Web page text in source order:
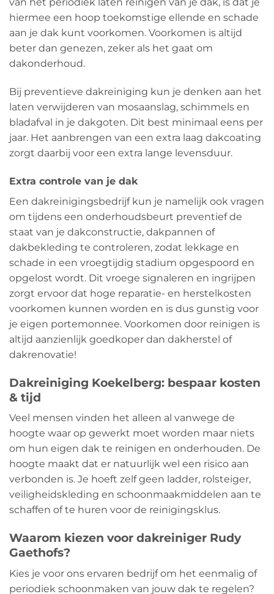
hiermee een hoop toekomstige ellende en schade
aan je dak kunt voorkomen. Voorkomen is altijd
beter dan genezen, zeker als het gaat om
dakonderhoud.
Bij preventieve dakreiniging kun je denken aan het
laten verwijderen van mosaanslag, schimmels en
bladafval in je dakgoten. Dit best minimaal eens per
jaar. Het aanbrengen van een extra laag dakcoating
zorgt daarbij voor een extra lange levensduur.
Extra controle van je dak
Een dakreinigingsbedrijf kun je namelijk ook vragen
om tijdens een onderhoudsbeurt preventief de
staat van je dakconstructie, dakpannen of
dakbekleding te controleren, zodat lekkage en
schade in een vroegtijdig stadium opgespoord en
opgelost wordt. Dit vroege signaleren en ingrijpen
zorgt ervoor dat hoge reparatie- en herstelkosten
voorkomen kunnen worden en is dus gunstig voor
je eigen portemonnee. Voorkomen door reinigen is
altijd aanzienlijk goedkoper dan dakherstel of
dakrenovatie!
Dakreiniging Koekelberg: bespaar kosten
& tijd
Veel mensen vinden het alleen al vanwege de
hoogte waar op gewerkt moet worden maar niets
om hun eigen dak te reinigen en onderhouden. De
hoogte maakt dat er natuurlijk wel een risico aan
verbonden is. Je hoeft zelf geen ladder, rolsteiger,
veiligheidskleding en schoonmaakmiddelen aan te
schaffen of te huren voor de reinigingsklus.
Waarom kiezen voor dakreiniger Rudy
Gaethofs?
Kies je voor ons ervaren bedrijf om het eenmalig of
periodiek schoonmaken van jouw dak te regelen?